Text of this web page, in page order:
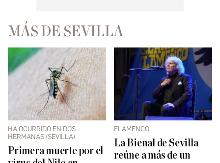
MÁS DE SEVILLA
HA OCURRIDO EN DOS
HERMANAS (SEVILLA)
Primera muerte por el
FLAMENCO
La Bienal de Sevilla
reúne a más de un